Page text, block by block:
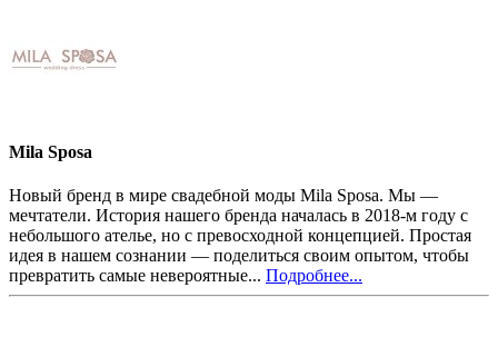
Mila Sposa
Новый бренд в мире свадебной моды Mila Sposa. Мы —
мечтатели. История нашего бренда началась в 2018-м году с
небольшого ателье, но с превосходной концепцией. Простая
идея в нашем сознании — поделиться своим опытом, чтобы
превратить самые невероятные... Подробнее...